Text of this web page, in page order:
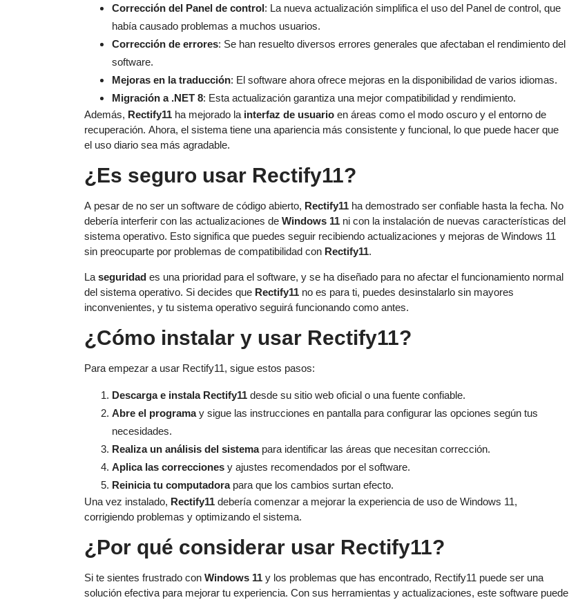
Corrección del Panel de control: La nueva actualización simplifica el uso del Panel de control, que
había causado problemas a muchos usuarios.
Corrección de errores: Se han resuelto diversos errores generales que afectaban el rendimiento del
software.
Mejoras en la traducción: El software ahora ofrece mejoras en la disponibilidad de varios idiomas.
Migración a .NET 8: Esta actualización garantiza una mejor compatibilidad y rendimiento.
Además, Rectify11 ha mejorado la interfaz de usuario en áreas como el modo oscuro y el entorno de
recuperación. Ahora, el sistema tiene una apariencia más consistente y funcional, lo que puede hacer que
el uso diario sea más agradable.
¿Es seguro usar Rectify11?
A pesar de no ser un software de código abierto, Rectify11 ha demostrado ser confiable hasta la fecha. No
debería interferir con las actualizaciones de Windows 11 ni con la instalación de nuevas características del
sistema operativo. Esto significa que puedes seguir recibiendo actualizaciones y mejoras de Windows 11
sin preocuparte por problemas de compatibilidad con Rectify11.
Laseguridad es una prioridad para el software, y se ha diseñado para no afectar el funcionamiento normal
del sistema operativo. Si decides que Rectify11 no es para ti, puedes desinstalarlo sin mayores
inconvenientes, y tu sistema operativo seguirá funcionando como antes.
¿Cómo instalar y usar Rectify11?
Para empezar a usar Rectify11, sigue estos pasos:
Descarga e instala Rectify11 desde su sitio web oficial o una fuente confiable.
Abre el programay sigue las instrucciones en pantalla para configurar las opciones según tus
necesidades.
Realiza un análisis del sistemapara identificar las áreas que necesitan corrección.
Aplica las correcciones y ajustes recomendados por el software.
Reinicia tu computadorapara que los cambios surtan efecto.
Una vez instalado, Rectify11 debería comenzar a mejorar la experiencia de uso de Windows 11,
corrigiendo problemas y optimizando el sistema.
¿Por qué considerar usar Rectify11?
Si te sientes frustrado con Windows 11 y los problemas que has encontrado, Rectify11 puede ser una
solución efectiva para mejorar tu experiencia. Con sus herramientas y actualizaciones, este software puede